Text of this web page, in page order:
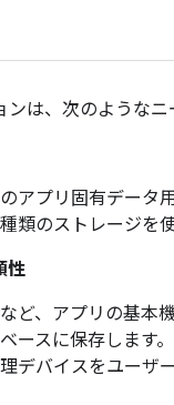
は、次のようなニ
アプリ固有データ
類のストレージを使
性
ど、アプリの基本
ースに保存します
デバイスをユーザ